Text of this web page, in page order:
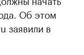
Об этом
заявили в